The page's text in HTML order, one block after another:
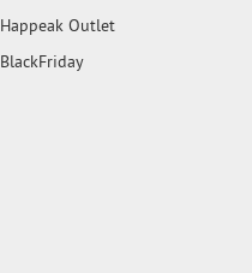
Happeak Outlet
BlackFriday